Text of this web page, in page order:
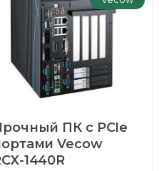
ПК с PCIe
Vecow
1440R